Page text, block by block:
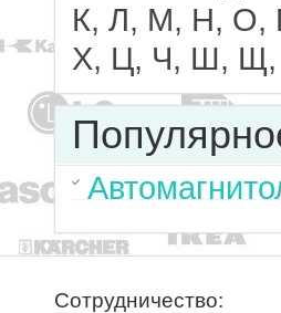
К, Л, М, Н, О,
Х, Ц, Ч, Ш,
Сотрудничество: